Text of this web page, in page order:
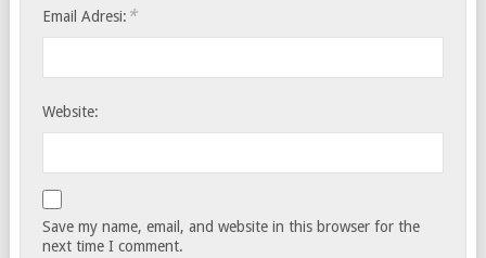
Email Adresi: *
Website:
Save my name, email, and website in this browser for the
next time I comment.